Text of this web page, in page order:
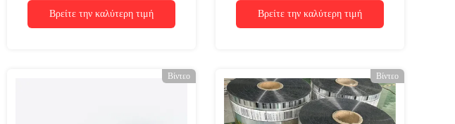
Βρείτε την καλύτερη τιμή
Βρείτε την καλύτερη τιμή
Βίντεο Βίντεο